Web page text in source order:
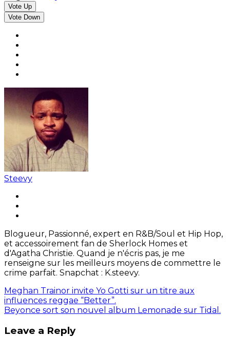
Vote Up
Vote Down
Steevy
Blogueur, Passionné, expert en R&B/Soul et Hip Hop,
et accessoirement fan de Sherlock Homes et
d'Agatha Christie. Quand je n'écris pas, je me
renseigne sur les meilleurs moyens de commettre le
crime parfait. Snapchat : K.steevy.
Meghan Trainor invite Yo Gotti sur un titre aux
influences reggae “Better”.
Beyonce sort son nouvel album Lemonade sur Tidal.
Leave a Reply